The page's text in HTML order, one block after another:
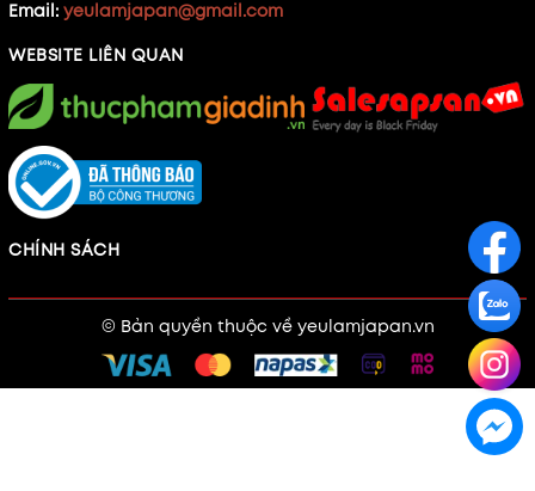
Email: yeulamjapan@gmail.com
WEBSITE LIÊN QUAN
CHÍNH SÁCH
© Bản quyền thuộc về yeulamjapan.vn